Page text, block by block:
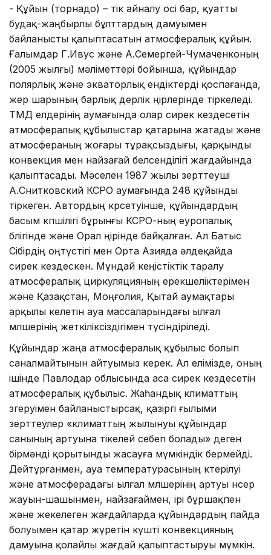
- Құйын (торнадо) – тік айналу осі бар, қуатты
будақ-жаңбырлы бұлттардың дамуымен
байланысты қалыптасатын атмосфералық құйын.
Ғалымдар Г.Ивус және А.Семергей-Чумаченконың
(2005 жылғы) мәліметтері бойынша, құйындар
полярлық және экваторлық ендіктерді қоспағанда,
жер шарының барлық дерлік өңірлерінде тіркеледі.
ТМД елдерінің аумағында олар сирек кездесетін
атмосфералық құбылыстар қатарына жатады және
атмосфераның жоғары тұрақсыздығы, қарқынды
конвекция мен найзағай белсенділігі жағдайында
қалыптасады. Мәселен 1987 жылы зерттеуші
А.Снитковский КСРО аумағында 248 құйынды
тіркеген. Автордың көрсетуінше, құйындардың
басым көпшілігі бұрынғы КСРО-ның еуропалық
бөлігінде және Орал өңірінде байқалған. Ал Батыс
Сібірдің оңтүстігі мен Орта Азияда әлдеқайда
сирек кездескен. Мұндай кеңістіктік таралу
атмосфералық циркуляцияның ерекшеліктерімен
және Қазақстан, Моңғолия, Қытай аумақтары
арқылы келетін ауа массаларындағы ылғал
мөлшерінің жеткіліксіздігімен түсіндіріледі.
Құйындар жаңа атмосфералық құбылыс болып
саналмайтынын айтуымыз керек. Ал елімізде, оның
ішінде Павлодар облысында аса сирек кездесетін
атмосфералық құбылыс. Жаһандық климаттың
өзгеруімен байланыстырсақ, қазіргі ғылыми
зерттеулер «климаттың жылынуы құйындар
санының артуына тікелей себеп болады» деген
бірмәнді қорытынды жасауға мүмкіндік бермейді.
Дейтұрғанмен, ауа температурасының көтерілуі
және атмосферадағы ылғал мөлшерінің артуы нөсер
жауын-шашынмен, найзағаймен, ірі бұршақпен
және жекелеген жағдайларда құйындардың пайда
болуымен қатар жүретін күшті конвекцияның
дамуына қолайлы жағдай қалыптастыруы мүмкін.